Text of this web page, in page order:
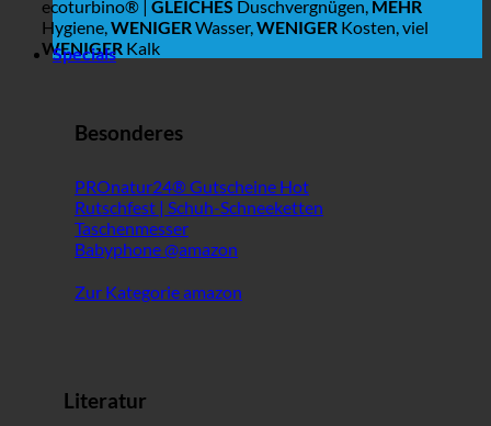
ecoturbino® | GLEICHES Duschvergnügen, MEHR
Hygiene,WENIGERWasser,WENIGER Kosten, viel
WENIGER Kalk
Specials
Besonderes
PROnatur24® Gutscheine
Rutschfest | Schuh-Schneeketten
Taschenmesser
Babyphone @amazon
Zur Kategorie amazon
Literatur